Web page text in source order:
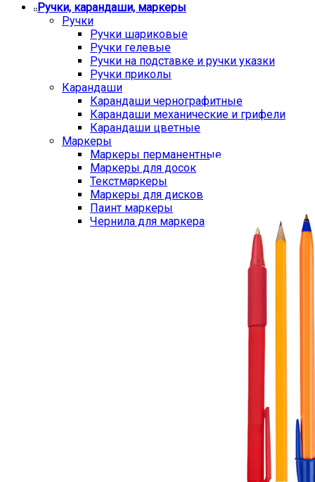
Ручки, карандаши, маркеры
Ручки
Ручки шариковые
Ручки гелевые
Ручки на подставке и ручки указки
Ручки приколы
Карандаши
Карандаши чернографитные
Карандаши механические и грифели
Карандаши цветные
Маркеры
Маркеры перманентные
Маркеры для досок
Текстмаркеры
Маркеры для дисков
Паинт маркеры
Чернила для маркера